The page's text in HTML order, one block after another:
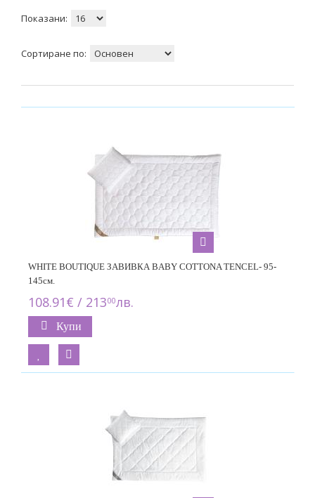
Показани:
Сортиране по:
WHITE BOUTIQUE ЗАВИВКА BABY COTTONA TENCEL- 95-
145см.
108.91€ / 21300лв.
Купи